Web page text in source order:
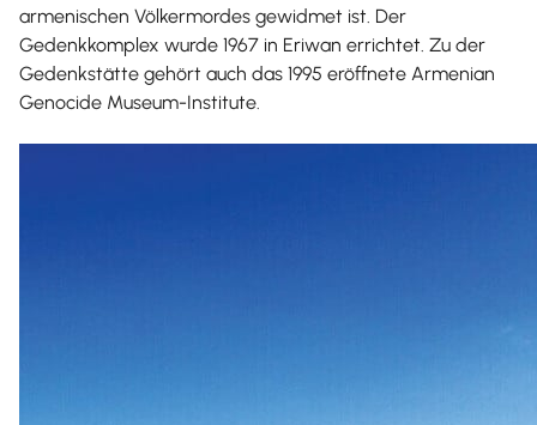
armenischen Völkermordes gewidmet ist. Der
Gedenkkomplex wurde 1967 in Eriwan errichtet. Zu der
Gedenkstätte gehört auch das 1995 eröffnete Armenian
Genocide Museum-Institute.